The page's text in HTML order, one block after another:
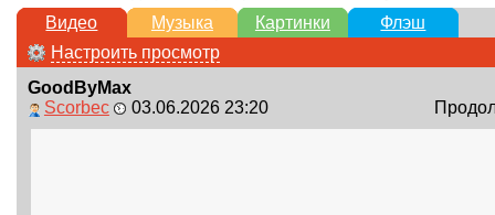
Видео
Музыка Картинки
Флэш
Настроить просмотр
GoodByMax
Scorbec
03.06.2026 23:20